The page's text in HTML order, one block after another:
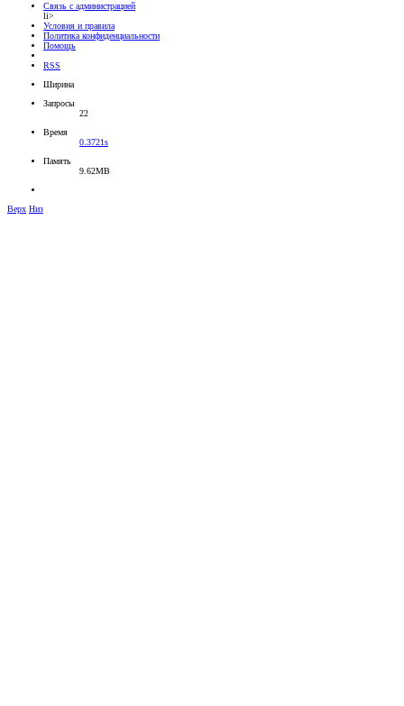
Связь с администрацией
li>
Условия и правила
Политика конфиденциальности
Помощь
RSS
Ширина
Запросы
22
Время
0.3721s
Память
9.62MB
Верх Низ